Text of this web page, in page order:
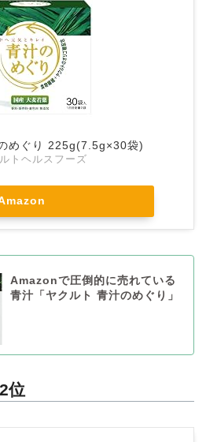
めぐり 225g(7.5g×30袋)
トヘルスフーズ
Amazonで圧倒的に売れている
青汁「ヤクルト 青汁のめぐり」
位